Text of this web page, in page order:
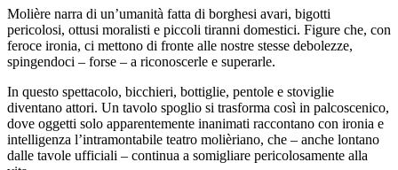
Molière narra di un’umanità fatta di borghesi avari, bigotti
pericolosi, ottusi moralisti e piccoli tiranni domestici. Figure che, con
feroce ironia, ci mettono di fronte alle nostre stesse debolezze,
spingendoci – forse – a riconoscerle e superarle.
In questo spettacolo, bicchieri, bottiglie, pentole e stoviglie
diventano attori. Un tavolo spoglio si trasforma così in palcoscenico,
dove oggetti solo apparentemente inanimati raccontano con ironia e
intelligenza l’intramontabile teatro molièriano, che – anche lontano
dalle tavole ufficiali – continua a somigliare pericolosamente alla